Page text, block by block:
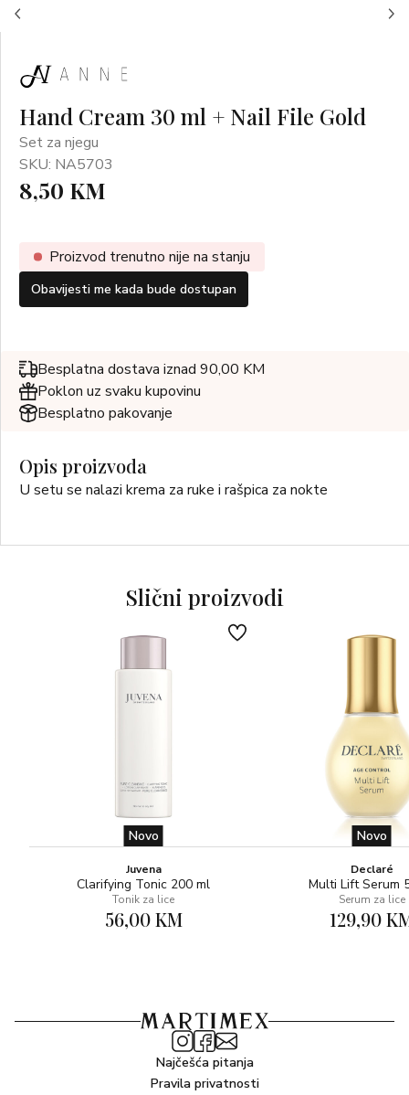
Hand Cream 30 ml + Nail File Gold
Set za njegu
SKU: NA5703
8,50 KM
Proizvod trenutno nije na stanju
Obavijesti me kada bude dostupan
Besplatna dostava iznad 90,00 KM
Poklon uz svaku kupovinu
Besplatno pakovanje
Opis proizvoda
U setu se nalazi krema za ruke i rašpica za nokte
Slični proizvodi
Novo
Juvena
Clarifying Tonic 200 ml
Tonik za lice
56,00 KM
Novo
Declaré
Multi Lift Serum
Serum za lice
129,90
Najčešća pitanja
Pravila privatnosti